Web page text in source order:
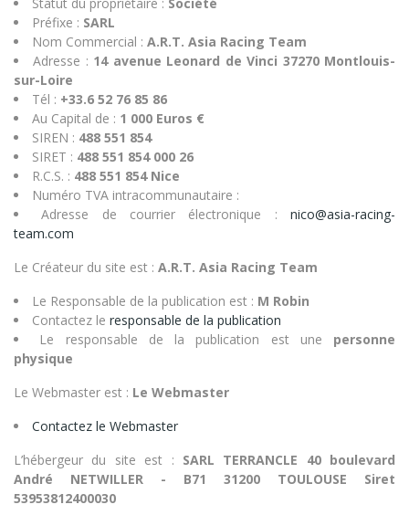
Préfixe : SARL
Nom Commercial : A.R.T. Asia Racing Team
Adresse : 14 avenue Leonard de Vinci 37270 Montlouis-
sur-Loire
Tél : +33.6 52 76 85 86
Au Capital de : 1 000 Euros €
SIREN : 488 551 854
SIRET : 488 551 854 000 26
R.C.S. : 488 551 854 Nice
Numéro TVA intracommunautaire :
Adresse de courrier électronique :nico@asia-racing-
team.com
Le Créateur du site est : A.R.T. Asia Racing Team
Le Responsable de la publication est : M Robin
Contactez le responsable de la publication
Le responsable de la publication est une personne
physique
Le Webmaster est : Le Webmaster
Contactez le Webmaster
L’hébergeur du site est : SARL TERRANCLE 40 boulevard
André NETWILLER - B71 31200 TOULOUSE Siret
53953812400030